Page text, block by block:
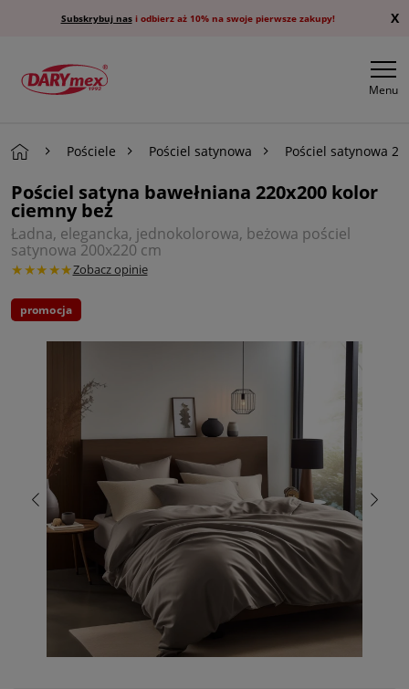
Subskrybuj nasi odbierz aż 10% na swoje pierwsze zakupy! X
Menu
Pościele Pościel satynowa Pościel satynowa
Pościel satyna bawełniana 220x200 kolor
ciemny beż
Ładna, elegancka, jednokolorowa, beżowa pościel
satynowa 200x220 cm
★★★★★Zobacz opinie
promocja